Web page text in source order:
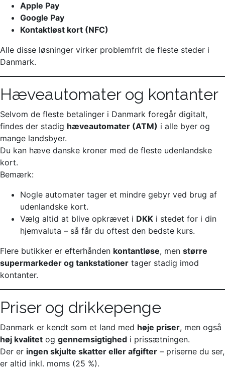
Apple Pay
Google Pay
Kontaktløst kort (NFC)
Alle disse løsninger virker problemfrit de fleste steder i
Danmark.
Hæveautomater og kontanter
Selvom de fleste betalinger i Danmark foregår digitalt,
findes der stadig hæveautomater (ATM) i alle byer og
mange landsbyer.
Du kan hæve danske kroner med de fleste udenlandske
kort.
Bemærk:
Nogle automater tager et mindre gebyr ved brug af
udenlandske kort.
Vælg altid at blive opkrævet i DKK i stedet for i din
hjemvaluta – så får du oftest den bedste kurs.
Flere butikker er efterhånden kontantløse, men større
supermarkeder og tankstationer tager stadig imod
kontanter.
Priser og drikkepenge
Danmark er kendt som et land med høje priser, men også
høj kvalitet og gennemsigtighed i prissætningen.
Der er ingen skjulte skatter eller afgifter – priserne du ser,
er altid inkl. moms (25 %).